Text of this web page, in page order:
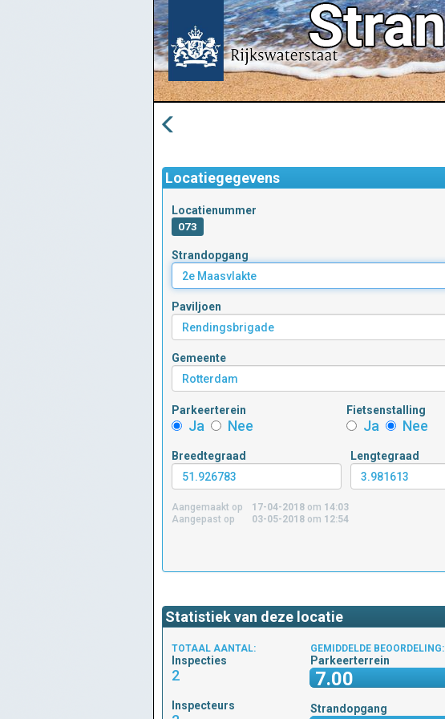
Locatiegegevens
Locatienummer
073
Strandopgang
Paviljoen
Gemeente
Parkeerterein
Ja Nee
Fietsenstalling
Ja Nee
Breedtegraad Lengtegraad
Aangemaakt op 17-04-2018 om 14:03
Aangepast op
03-05-2018 om 12:54
Statistiek van deze locatie
TOTAAL AANTAL:
Inspecties
2
Inspecteurs
GEMIDDELDE BEOORDELING:
Parkeerterrein
7.00
Strandopgang